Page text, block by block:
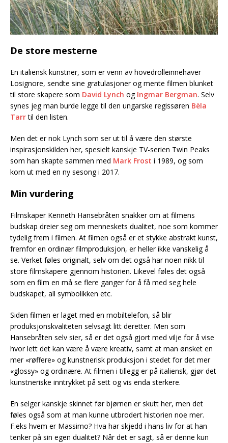
De store mesterne
En italiensk kunstner, som er venn av hovedrolleinnehaver
Losignore, sendte sine gratulasjoner og mente filmen blunket
til store skapere som David Lynch og Ingmar Bergman. Selv
synes jeg man burde legge til den ungarske regissøren Bèla
Tarrtil den listen.
Men det er nok Lynch som ser ut til å være den største
inspirasjonskilden her, spesielt kanskje TV-serien Twin Peaks
som han skapte sammen med Mark Frost i 1989, og som
kom ut med en ny sesong i 2017.
Min vurdering
Filmskaper Kenneth Hansebråten snakker om at filmens
budskap dreier seg om menneskets dualitet, noe som kommer
tydelig frem i filmen. At filmen også er et stykke abstrakt kunst,
fremfor en ordinær filmproduksjon, er heller ikke vanskelig å
se. Verket føles originalt, selv om det også har noen nikk til
store filmskapere gjennom historien. Likevel føles det også
som en film en må se flere ganger for å få med seg hele
budskapet, all symbolikken etc.
Siden filmen er laget med en mobiltelefon, så blir
produksjonskvaliteten selvsagt litt deretter. Men som
Hansebråten selv sier, så er det også gjort med vilje for å vise
hvor lett det kan være å være kreativ, samt at man ønsket en
mer «røffere» og kunstnerisk produksjon i stedet for det mer
«glossy» og ordinære. At filmen i tillegg er på italiensk, gjør det
kunstneriske inntrykket på sett og vis enda sterkere.
En selger kanskje skinnet før bjørnen er skutt her, men det
føles også som at man kunne utbrodert historien noe mer.
F.eks hvem er Massimo? Hva har skjedd i hans liv for at han
tenker på sin egen dualitet? Når det er sagt, så er denne kun